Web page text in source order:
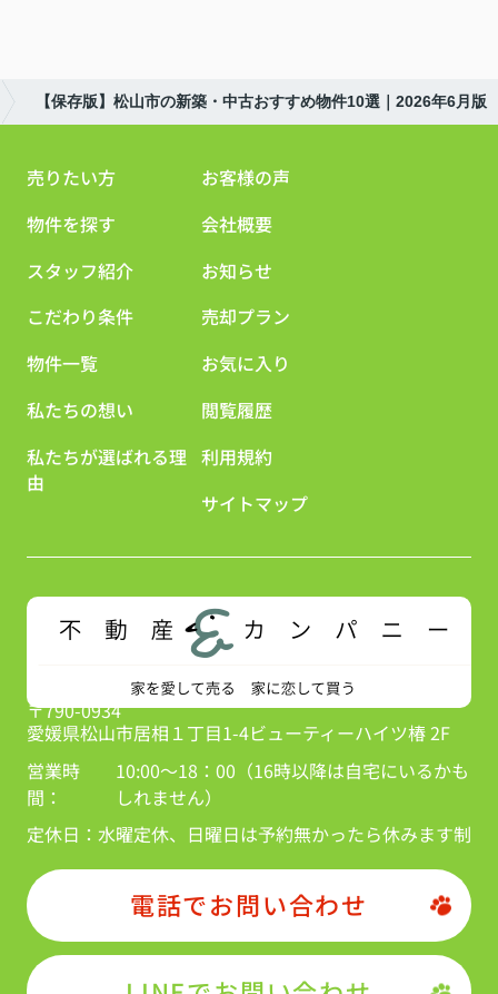
【保存版】松山市の新築・中古おすすめ物件10選｜2026年6月版
売りたい方
物件を探す
スタッフ紹介
こだわり条件
物件一覧
私たちの想い
私たちが選ばれる理
由
お客様の声
会社概要
お知らせ
売却プラン
お気に入り
閲覧履歴
利用規約
サイトマップ
〒790-0934
愛媛県松山市居相１丁目1-4ビューティーハイツ椿 2F
営業時
間：
10:00～18：00（16時以降は自宅にいるかも
しれません）
定休日： 水曜定休、日曜日は予約無かったら休みます制
電話でお問い合わせ